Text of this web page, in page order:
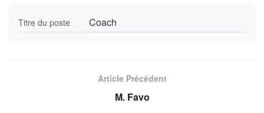
Titre du poste Coach
Article Précédent
M. Favo